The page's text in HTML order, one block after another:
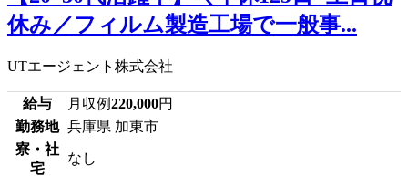
休み／フィルム製造工場で一般事...
UTエージェント株式会社
給与 月収例220,000円
勤務地 兵庫県 加東市
寮・社
宅
なし